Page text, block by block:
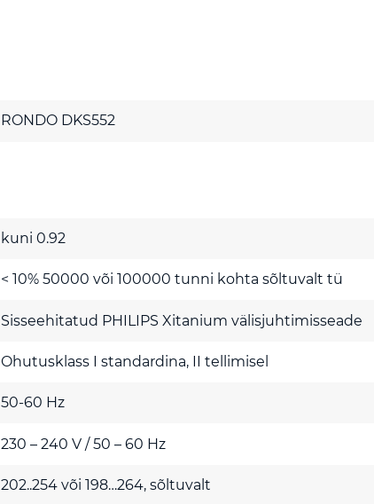
RONDO DKS552
kuni 0.92
< 10% 50000 või 100000 tunni kohta sõltuvalt tü
Sisseehitatud PHILIPS Xitanium välisjuhtimisseade
Ohutusklass I standardina, II tellimisel
50-60 Hz
230 – 240 V / 50 – 60 Hz
202..254 või 198…264, sõltuvalt